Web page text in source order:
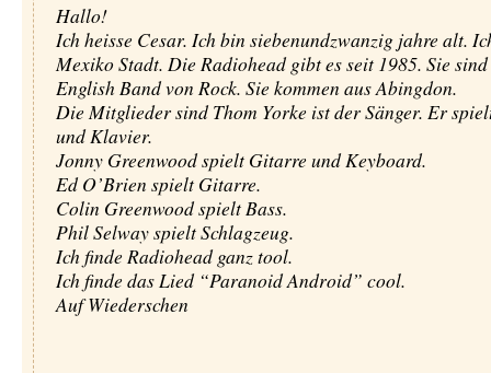
Hallo!
Ich heisse Cesar. Ich bin siebenundzwanzig jahre alt.
Mexiko Stadt. Die Radiohead gibt es seit 1985. Sie
English Band von Rock. Sie kommen aus Abingdon.
Die Mitglieder sind Thom Yorke ist der Sänger. Er
und Klavier.
Jonny Greenwood spielt Gitarre und Keyboard.
Ed O’Brien spielt Gitarre.
Colin Greenwood spielt Bass.
Phil Selway spielt Schlagzeug.
Ich finde Radiohead ganz tool.
Ich finde das Lied “Paranoid Android” cool.
Auf Wiederschen